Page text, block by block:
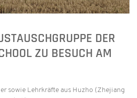
DER
ZU BESUCH AM
sowie Lehrkräfte aus Huzho (Zhejiang